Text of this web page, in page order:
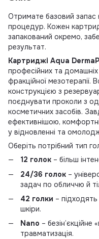
Отримате базовий запас
процедур. Кожен
запакований окремо,
результат.
Картриджі Aqua
професійних та
фракційної мезотерапії.
конструкцією з
поєднувати проколи з
косметичних засобів.
ефективнішою,
у відновленні та
Оберіть потрібний тип
12 голок – більш
24/36 голок –
задач по обличчю й
42 голки –
шкіри.
Nano –
травматизація.